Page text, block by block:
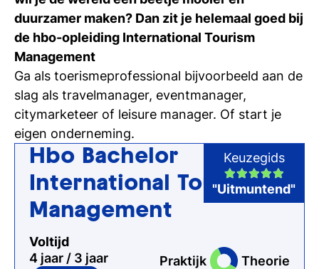
zijn
Persoonlijk gesprek
Stel al jouw vragen in een 1-op-1-gesprek
Inschrijven studie
Weet je het al? Schrijf je dan in bij Tio
duurzamer maken? Dan zit je helemaal goed bij
de hbo-opleiding International Tourism
Management
Ga als toerismeprofessional bijvoorbeeld aan de
slag als travelmanager, eventmanager,
citymarketeer of leisure manager. Of start je
eigen onderneming.
Keuzegids
"Uitmuntend"
Hbo Bachelor
International Tourism
Management
Voltijd
4 jaar / 3 jaar
Praktijk Theorie